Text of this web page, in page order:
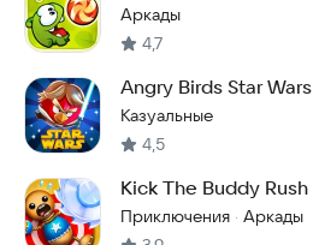
Аркады
4,7
Angry Birds Star Wars
Казуальные
4,5
Kick The Buddy Rush
Приключения · Аркады